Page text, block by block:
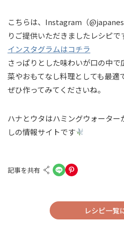
こちらは、Instagram（
りご提供いただきましたレシピで
インスタグラムはコチラ
さっぱりとした味わいが口の中
菜やおもてなし料理としても最適
ぜひ作ってみてくださいね。
ハナとウタはハミングウォーター
しの情報サイトです
記事を共有
レシピ一覧